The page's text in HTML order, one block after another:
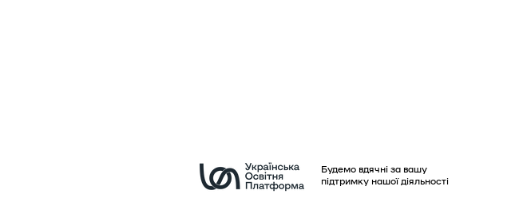
Будемо вдячні за вашу
підтримку нашої діяльності